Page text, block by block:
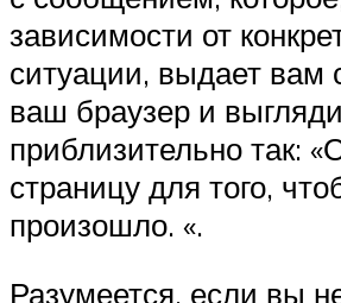
зависимости от
ситуации, выдает вам
ваш браузер и
приблизительно так:
страницу для того,
произошло. «.
Разумеется, если вы